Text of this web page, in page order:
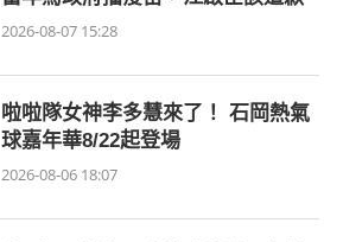
2026-08-07 15:28
啦啦隊女神李多慧來了！ 石岡熱氣
球嘉年華8/22起登場
2026-08-06 18:07